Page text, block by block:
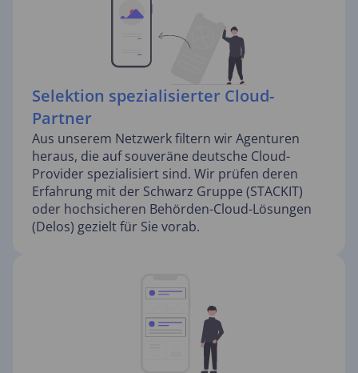
Selektion spezialisierter Cloud-
Partner
Aus unserem Netzwerk filtern wir Agenturen
heraus, die auf souveräne deutsche Cloud-
Provider spezialisiert sind. Wir prüfen deren
Erfahrung mit der Schwarz Gruppe (STACKIT)
oder hochsicheren Behörden-Cloud-Lösungen
(Delos) gezielt für Sie vorab.